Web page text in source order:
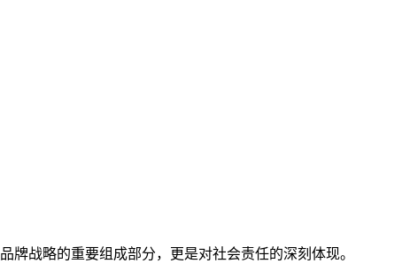
品牌战略的重要组成部分，更是对社会责任的深刻体现。